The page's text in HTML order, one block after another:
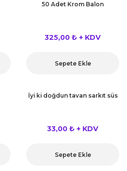
50 Adet Krom Balon
325,00 ₺ + KDV
Sepete Ekle
İyi ki doğdun tavan sarkıt süs
33,00 ₺ + KDV
Sepete Ekle